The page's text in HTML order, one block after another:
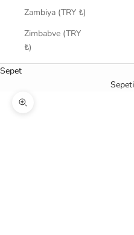
Zambiya (TRY ₺)
Zimbabve (TRY
₺)
Sepet
Yakınlaştır